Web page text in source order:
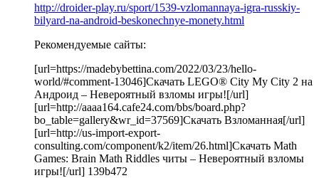
http://droider-play.ru/sport/1539-vzlomannaya-igra-russkiy-
bilyard-na-android-beskonechnye-monety.html
Рекомендуемые сайты:
[url=https://madebybettina.com/2022/03/23/hello-
world/#comment-13046]Скачать LEGO® City My City 2 на
Андроид – Невероятный взломы игры![/url]
[url=http://aaaa164.cafe24.com/bbs/board.php?
bo_table=gallery&wr_id=37569]Скачать Взломанная[/url]
[url=http://us-import-export-
consulting.com/component/k2/item/26.html]Скачать Math
Games: Brain Math Riddles читы – Невероятный взломы
игры![/url] 139b472